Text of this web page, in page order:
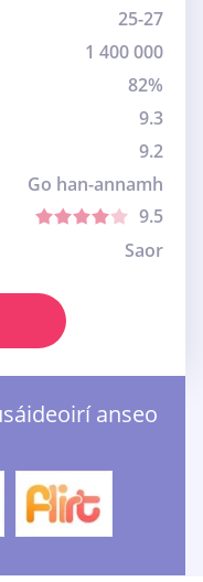
25-27
1 400 000
82%
9.3
9.2
Go han-annamh
9.5
Saor
anseo